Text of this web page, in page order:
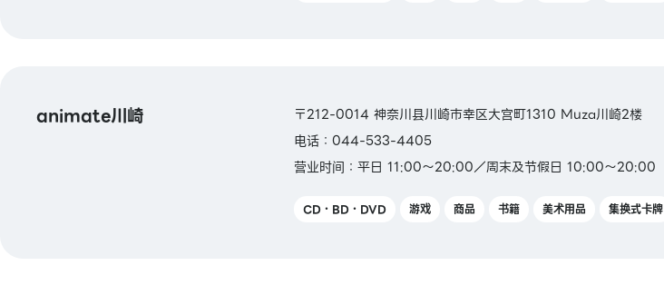
animate川崎
〒212-0014 神奈川县川崎市幸区大宫町1310 Muza川崎2楼
电话：044-533-4405
营业时间：平日 11:00～20:00／周末及节假日 10:00～20:00
CD・BD・DVD 游戏 商品 书籍 美术用品 集换式卡牌